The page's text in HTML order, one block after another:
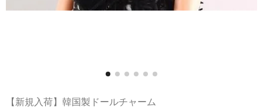
【新規入荷】韓国製ドールチャーム